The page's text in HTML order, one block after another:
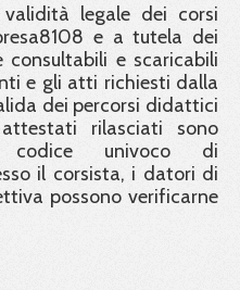
legale dei corsi
e a tutela dei
consultabili e scaricabili
e gli atti richiesti dalla
dei percorsi didattici
rilasciati sono
univoco di
il corsista, i datori di
possono verificarne